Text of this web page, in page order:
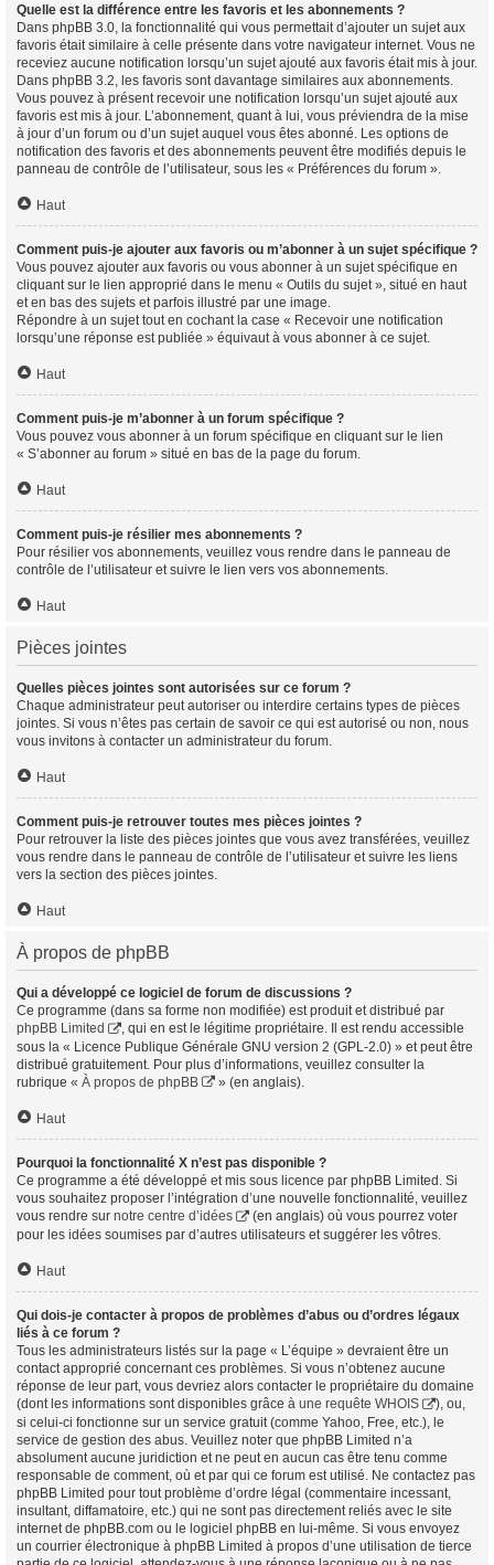
Quelle est la différence entre les favoris et les abonnements ?
Dans phpBB 3.0, la fonctionnalité qui vous permettait d’ajouter un sujet aux
favoris était similaire à celle présente dans votre navigateur internet. Vous ne
receviez aucune notification lorsqu’un sujet ajouté aux favoris était mis à jour.
Dans phpBB 3.2, les favoris sont davantage similaires aux abonnements.
Vous pouvez à présent recevoir une notification lorsqu’un sujet ajouté aux
favoris est mis à jour. L’abonnement, quant à lui, vous préviendra de la mise
à jour d’un forum ou d’un sujet auquel vous êtes abonné. Les options de
notification des favoris et des abonnements peuvent être modifiés depuis le
panneau de contrôle de l’utilisateur, sous les « Préférences du forum ».
Haut
Comment puis-je ajouter aux favoris ou m’abonner à un sujet spécifique ?
Vous pouvez ajouter aux favoris ou vous abonner à un sujet spécifique en
cliquant sur le lien approprié dans le menu « Outils du sujet », situé en haut
et en bas des sujets et parfois illustré par une image.
Répondre à un sujet tout en cochant la case « Recevoir une notification
lorsqu’une réponse est publiée » équivaut à vous abonner à ce sujet.
Haut
Comment puis-je m’abonner à un forum spécifique ?
Vous pouvez vous abonner à un forum spécifique en cliquant sur le lien
« S’abonner au forum » situé en bas de la page du forum.
Haut
Comment puis-je résilier mes abonnements ?
Pour résilier vos abonnements, veuillez vous rendre dans le panneau de
contrôle de l’utilisateur et suivre le lien vers vos abonnements.
Haut
Pièces jointes
Quelles pièces jointes sont autorisées sur ce forum ?
Chaque administrateur peut autoriser ou interdire certains types de pièces
jointes. Si vous n’êtes pas certain de savoir ce qui est autorisé ou non, nous
vous invitons à contacter un administrateur du forum.
Haut
Comment puis-je retrouver toutes mes pièces jointes ?
Pour retrouver la liste des pièces jointes que vous avez transférées, veuillez
vous rendre dans le panneau de contrôle de l’utilisateur et suivre les liens
vers la section des pièces jointes.
Haut
À propos de phpBB
Qui a développé ce logiciel de forum de discussions ?
Ce programme (dans sa forme non modifiée) est produit et distribué par
phpBB Limited
, qui en est le légitime propriétaire. Il est rendu accessible
sous la « Licence Publique Générale GNU version 2 (GPL-2.0) » et peut être
distribué gratuitement. Pour plus d’informations, veuillez consulter la
rubrique « À propos de phpBB » (en anglais).
Haut
Pourquoi la fonctionnalité X n’est pas disponible ?
Ce programme a été développé et mis sous licence par phpBB Limited. Si
vous souhaitez proposer l’intégration d’une nouvelle fonctionnalité, veuillez
vous rendre sur notre centre d’idées
(en anglais) où vous pourrez voter
pour les idées soumises par d’autres utilisateurs et suggérer les vôtres.
Haut
Qui dois-je contacter à propos de problèmes d’abus ou d’ordres légaux
liés à ce forum ?
Tous les administrateurs listés sur la page « L’équipe » devraient être un
contact approprié concernant ces problèmes. Si vous n’obtenez aucune
réponse de leur part, vous devriez alors contacter le propriétaire du domaine
(dont les informations sont disponibles grâce à une requête WHOIS
), ou,
si celui-ci fonctionne sur un service gratuit (comme Yahoo, Free, etc.), le
service de gestion des abus. Veuillez noter que phpBB Limited n’a
absolument aucune juridiction et ne peut en aucun cas être tenu comme
responsable de comment, où et par qui ce forum est utilisé. Ne contactez pas
phpBB Limited pour tout problème d’ordre légal (commentaire incessant,
insultant, diffamatoire, etc.) qui ne sont pas directement reliés avec le site
internet de phpBB.com ou le logiciel phpBB en lui-même. Si vous envoyez
un courrier électronique à phpBB Limited à propos d’une utilisation de tierce